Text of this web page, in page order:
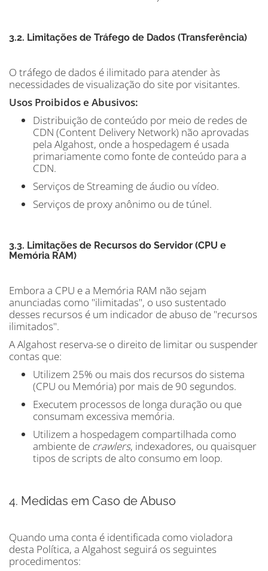
3.2. Limitações de Tráfego de Dados (Transferência)
O tráfego de dados é ilimitado para atender às
necessidades de visualização do site por visitantes.
Usos Proibidos e Abusivos:
Distribuição de conteúdo por meio de redes de
CDN (Content Delivery Network) não aprovadas
pela Algahost, onde a hospedagem é usada
primariamente como fonte de conteúdo para a
CDN.
Serviços de Streaming de áudio ou vídeo.
Serviços de proxy anônimo ou de túnel.
3.3. Limitações de Recursos do Servidor (CPU e
Memória RAM)
Embora a CPU e a Memória RAM não sejam
anunciadas como "ilimitadas", o uso sustentado
desses recursos é um indicador de abuso de "recursos
ilimitados".
A Algahost reserva-se o direito de limitar ou suspender
contas que:
Utilizem 25% ou mais dos recursos do sistema
(CPU ou Memória) por mais de 90 segundos.
Executem processos de longa duração ou que
consumam excessiva memória.
Utilizem a hospedagem compartilhada como
ambiente de crawlers, indexadores, ou quaisquer
tipos de scripts de alto consumo em loop.
4. Medidas em Caso de Abuso
Quando uma conta é identificada como violadora
desta Política, a Algahost seguirá os seguintes
procedimentos: